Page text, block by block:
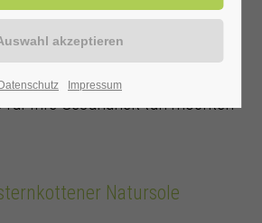
für physikalische
oder Physiotherapie verfügen
für Ihre Gesundheit tun möchten
Natursole
Datenschutz Impressum